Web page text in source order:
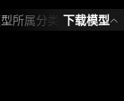
blender炮塔武器机械模型 带pbr贴图和模型源文件 模型所属分类为“军事装备-设备/装备”，模型风格为写实，模型ID为101830，本模型由设计师 放羊娃的春天 在2024-09-04 21:19:11上传，含.fbx，.gltf，.blend(Blender)相关源文件下载格式，点数为81476，面数为109464，材质数为2，贴图数为11，CG美术之家持续为您更新与数字孪生、影视动画和游戏VR等相关优质资源。
下载模型